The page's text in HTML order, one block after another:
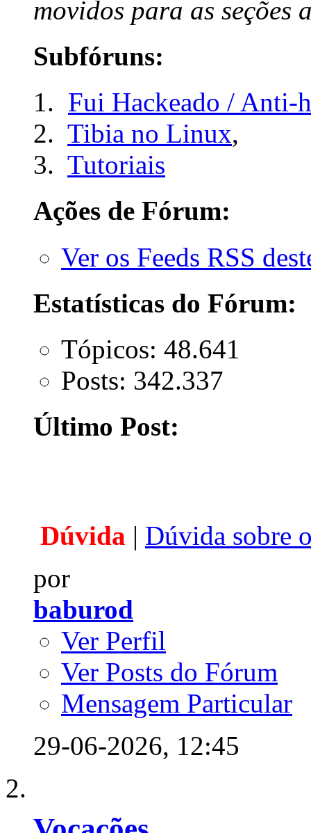
movidos para as seções
Subfóruns:
Fui Hackeado / Anti-
Tibia no Linux,
Tutoriais
Ações de Fórum:
Ver os Feeds RSS
Estatísticas do Fórum:
Tópicos: 48.641
Posts: 342.337
Último Post:
Dúvida | Dúvida sobre
por
baburod
Ver Perfil
Ver Posts do Fórum
Mensagem Particular
29-06-2026, 12:45